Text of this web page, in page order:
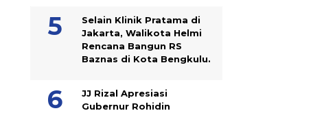
Selain Klinik Pratama di
Jakarta, Walikota Helmi
Rencana Bangun RS
Baznas di Kota Bengkulu.
JJ Rizal Apresiasi
Gubernur Rohidin